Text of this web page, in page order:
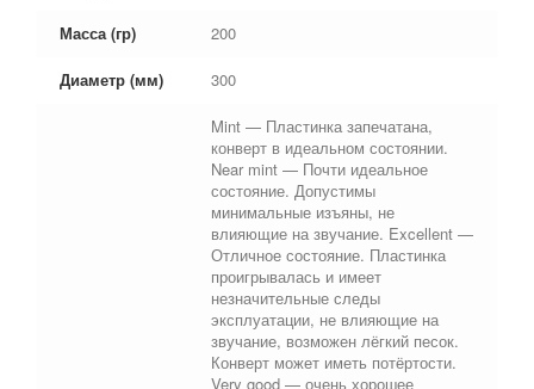
Масса (гр) 200
Диаметр (мм) 300
Mint — Пластинка запечатана,
конверт в идеальном состоянии.
Near mint — Почти идеальное
состояние. Допустимы
минимальные изъяны, не
влияющие на звучание. Excellent —
Отличное состояние. Пластинка
проигрывалась и имеет
незначительные следы
эксплуатации, не влияющие на
звучание, возможен лёгкий песок.
Конверт может иметь потёртости.
Very good — очень хорошее